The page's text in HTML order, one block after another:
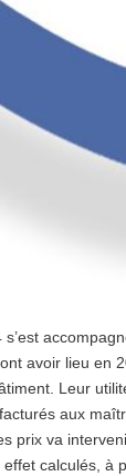
avoir lieu en
Leur
aux
prix va
calculés, à